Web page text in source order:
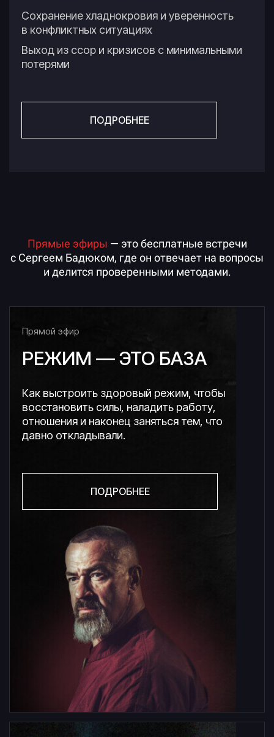
Сохранение хладнокровия и уверенность
в конфликтных ситуациях
Выход из ссор и кризисов с минимальными
потерями
ПОДРОБНЕЕ
Прямые эфиры — это бесплатные встречи
с Сергеем Бадюком, где он отвечает на вопросы
и делится проверенными методами.
Прямой эфир
РЕЖИМ — ЭТО БАЗА
Как выстроить здоровый режим, чтобы
восстановить силы, наладить работу,
отношения и наконец заняться тем, что
давно откладывали.
ПОДРОБНЕЕ